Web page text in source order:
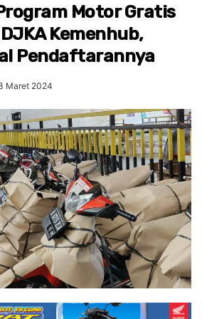
Motor Gratis
Kemenhub,
Pendaftarannya
Maret 2024